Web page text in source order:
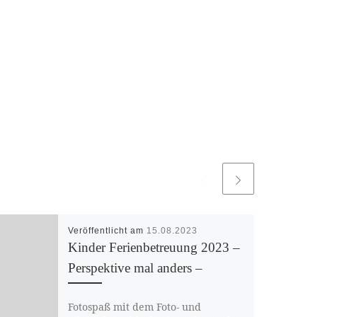
Veröffentlicht am 15.08.2023
Kinder Ferienbetreuung 2023 –
Perspektive mal anders –
Fotospaß mit dem Foto- und